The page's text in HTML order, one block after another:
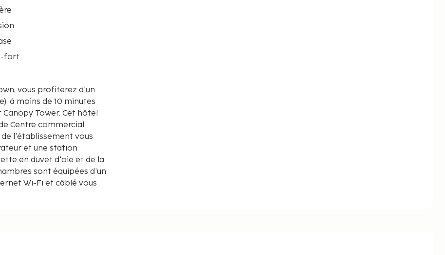
fort
vous profiterez d'un
Tower. Cet hôtel
Centre commercial
l'établissement vous
et une station
en duvet d'oie et de la
sont équipées d'un
Wi-Fi et câblé vous